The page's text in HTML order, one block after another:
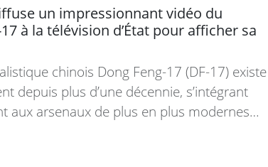
un impressionnant vidéo du
à la télévision d’État pour afficher sa
chinois Dong Feng-17 (DF-17) existe
depuis plus d’une décennie, s’intégrant
aux arsenaux de plus en plus modernes